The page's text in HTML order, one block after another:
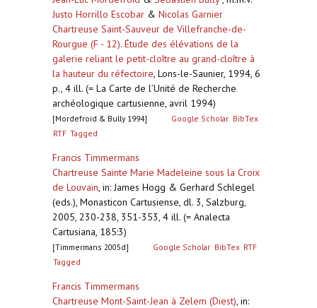
Justo Horrillo Escobar & Nicolas Garnier
Chartreuse Saint-Sauveur de Villefranche-de-
Rourgue (F - 12). Étude des élévations de la
galerie reliant le petit-cloître au grand-cloître à
la hauteur du réfectoire, Lons-le-Saunier, 1994, 6
p., 4 ill. (= La Carte de l’Unité de Recherche
archéologique cartusienne, avril 1994)
[Mordefroid & Bully 1994] Google Scholar BibTex
RTF Tagged
Francis Timmermans
Chartreuse Sainte Marie Madeleine sous la Croix
de Louvain, in: James Hogg & Gerhard Schlegel
(eds.), Monasticon Cartusiense, dl. 3, Salzburg,
2005, 230-238, 351-353, 4 ill. (= Analecta
Cartusiana, 185:3)
[Timmermans 2005d] Google Scholar BibTex RTF
Tagged
Francis Timmermans
Chartreuse Mont-Saint-Jean à Zelem (Diest), in: